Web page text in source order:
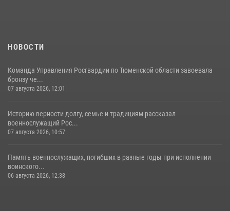
НОВОСТИ
Команда Управления Росгвардии по Тюменской области завоевала
бронзу че...
07 августа 2026, 12:01
Историю верности долгу, семье и традициям рассказал
военнослужащий Рос...
07 августа 2026, 10:57
Память военнослужащих, погибших в разные годы при исполнении
воинского...
06 августа 2026, 12:38